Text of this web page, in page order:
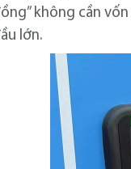
không cần
lớn.